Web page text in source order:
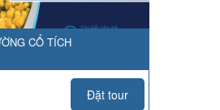
CỔ TÍCH
Đặt tour